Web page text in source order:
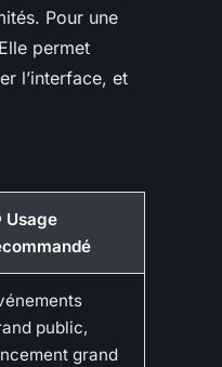
Pour une
permet
l’interface, et
Usage
public,
grand